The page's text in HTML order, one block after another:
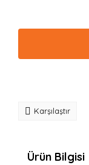
Karşılaştır
Ürün Bilgisi